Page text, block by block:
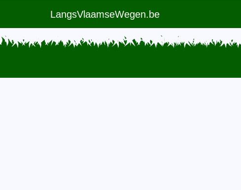
LangsVlaamseWegen.be